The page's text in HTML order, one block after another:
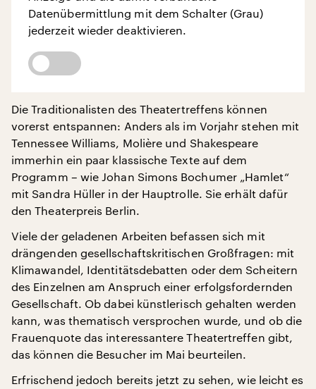
Datenübermittlung mit dem Schalter (Grau)
jederzeit wieder deaktivieren.
Die Traditionalisten des Theatertreffens können
vorerst entspannen: Anders als im Vorjahr stehen mit
Tennessee Williams, Molière und Shakespeare
immerhin ein paar klassische Texte auf dem
Programm – wie Johan Simons Bochumer „Hamlet“
mit Sandra Hüller in der Hauptrolle. Sie erhält dafür
den Theaterpreis Berlin.
Viele der geladenen Arbeiten befassen sich mit
drängenden gesellschaftskritischen Großfragen: mit
Klimawandel, Identitätsdebatten oder dem Scheitern
des Einzelnen am Anspruch einer erfolgsfordernden
Gesellschaft. Ob dabei künstlerisch gehalten werden
kann, was thematisch versprochen wurde, und ob die
Frauenquote das interessantere Theatertreffen gibt,
das können die Besucher im Mai beurteilen.
Erfrischend jedoch bereits jetzt zu sehen, wie leicht es